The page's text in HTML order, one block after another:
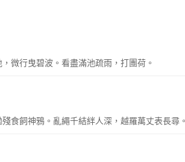
微行曳碧波。看盡滿池疏雨，打團荷。
食飼神鴉。亂繩千結絆人深，越羅萬丈表長尋